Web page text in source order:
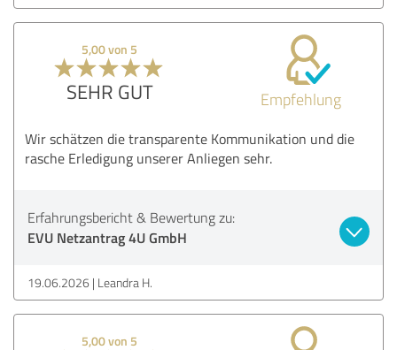
5,00 von 5
SEHR GUT Empfehlung
Wir schätzen die transparente Kommunikation und die
rasche Erledigung unserer Anliegen sehr.
Erfahrungsbericht & Bewertung zu:
EVU Netzantrag 4U GmbH
19.06.2026 Leandra H.
5,00 von 5